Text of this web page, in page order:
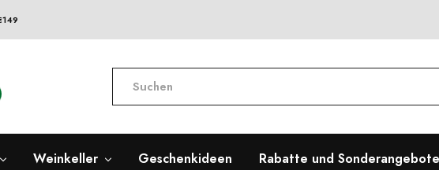
Weinkeller Geschenkideen Rabatte und Sonderangebote